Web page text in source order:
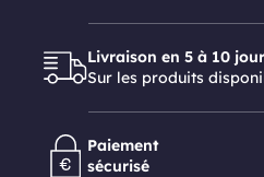
Livraison en 5 à 10
Sur les produits
Paiement
sécurisé